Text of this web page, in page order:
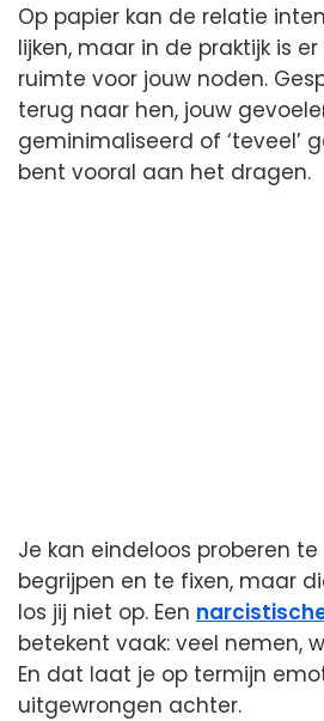
Op papier kan de relatie
lijken, maar in de praktijk is
ruimte voor jouw noden.
terug naar hen, jouw
geminimaliseerd of ‘teveel’
bent vooral aan het dragen.
Je kan eindeloos proberen
begrijpen en te fixen, maar
los jij niet op. Een
betekent vaak: veel nemen,
En dat laat je op termijn
uitgewrongen achter.